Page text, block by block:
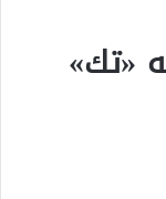
«تك»